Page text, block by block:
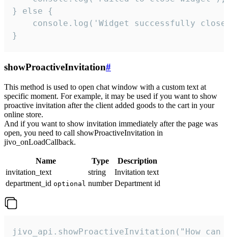
} else {
console.log('Widget successfully
}
showProactiveInvitation#
This method is used to open chat window with a custom text at
specific moment. For example, it may be used if you want to show
proactive invitation after the client added goods to the cart in your
online store.
And if you want to show invitation immediately after the page was
open, you need to call showProactiveInvitation in
jivo_onLoadCallback.
Name Type
Description
invitation_text
string
Invitation text
department_id optional number Department id
jivo_api.showProactiveInvitation("How